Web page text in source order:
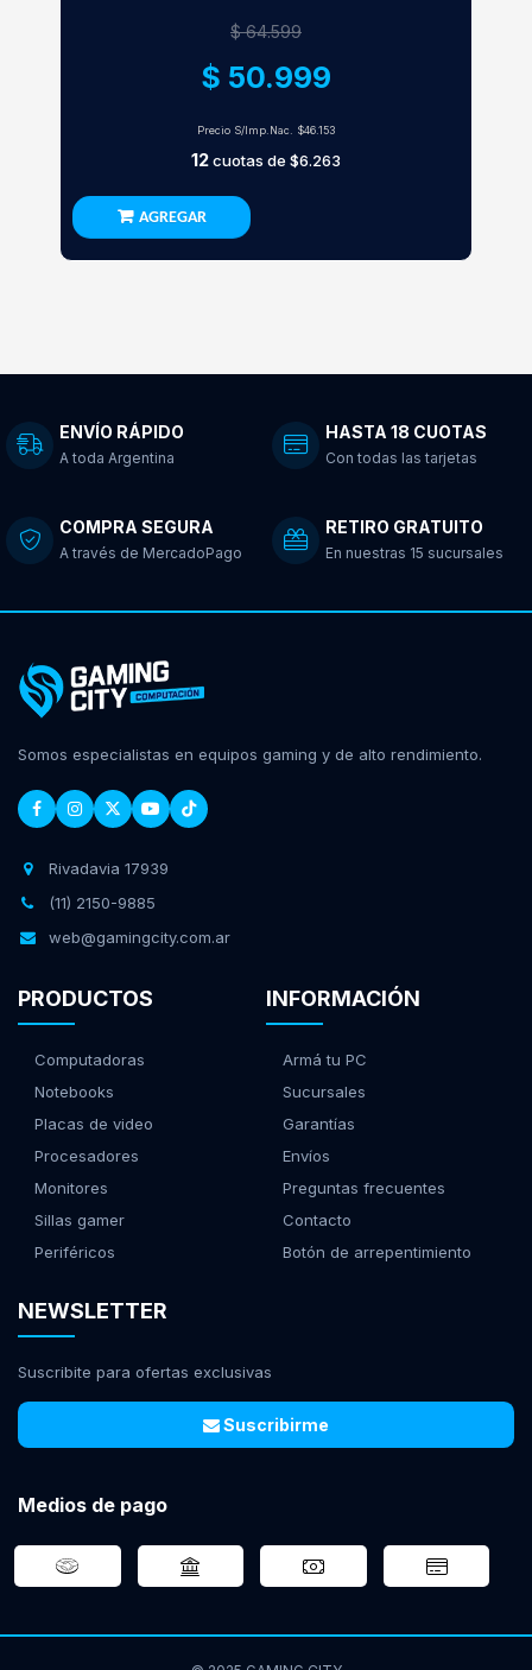
$ 64.599
$ 50.999
Precio S/Imp.Nac. $46.153
12cuotas de $6.263
AGREGAR
ENVÍO RÁPIDO
A toda Argentina
HASTA 18 CUOTAS
Con todas las tarjetas
COMPRA SEGURA
A través de MercadoPago
RETIRO GRATUITO
En nuestras 15 sucursales
Somos especialistas en equipos gaming y de alto rendimiento.
Rivadavia 17939
(11) 2150-9885
web@gamingcity.com.ar
PRODUCTOS
Computadoras
Notebooks
Placas de video
Procesadores
Monitores
Sillas gamer
Periféricos
INFORMACIÓN
Armá tu PC
Sucursales
Garantías
Envíos
Preguntas frecuentes
Contacto
Botón de arrepentimiento
NEWSLETTER
Suscribite para ofertas exclusivas
Suscribirme
Medios de pago